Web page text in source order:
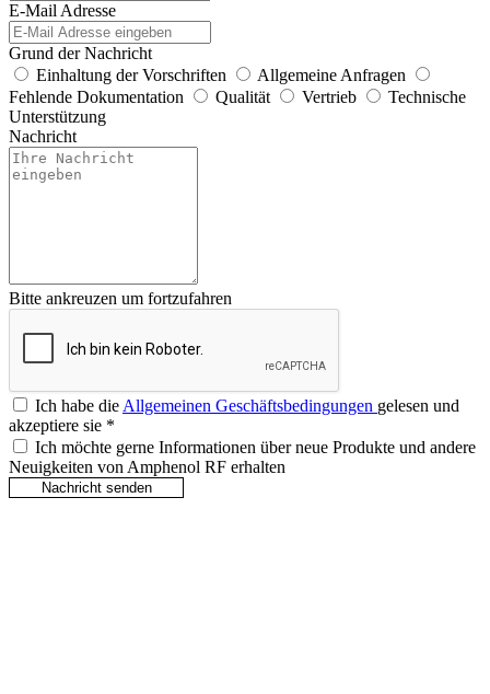
E-Mail Adresse
Grund der Nachricht
Einhaltung der Vorschriften
Allgemeine Anfragen
Fehlende Dokumentation
Qualität Vertrieb
Technische
Unterstützung
Nachricht
Bitte ankreuzen um fortzufahren
Ich habe die Allgemeinen Geschäftsbedingungen gelesen und
akzeptiere sie *
Ich möchte gerne Informationen über neue Produkte und andere
Neuigkeiten von Amphenol RF erhalten